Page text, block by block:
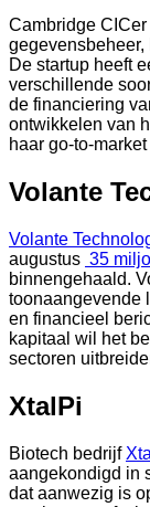
Cambridge CICer
gegevensbeheer,
De startup heeft
verschillende
de financiering
ontwikkelen van
haar go-to-
Volante
Volante
augustus 35
binnengehaald.
toonaangevende
en financieel
kapitaal wil het
sectoren
XtalPi
Biotech bedrijf
aangekondigd in
dat aanwezig is